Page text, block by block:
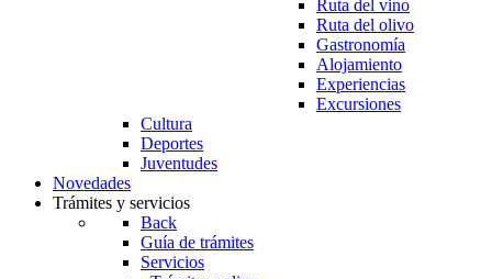
Ruta del vino
Ruta del olivo
Gastronomía
Alojamiento
Experiencias
Excursiones
Cultura
Deportes
Juventudes
Novedades
Trámites y servicios
Back
Guía de trámites
Servicios